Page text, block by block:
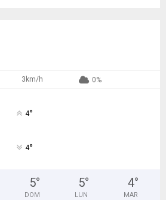
3km/h 0%
4°
4°
5°
DOM
5°
LUN
4°
MAR